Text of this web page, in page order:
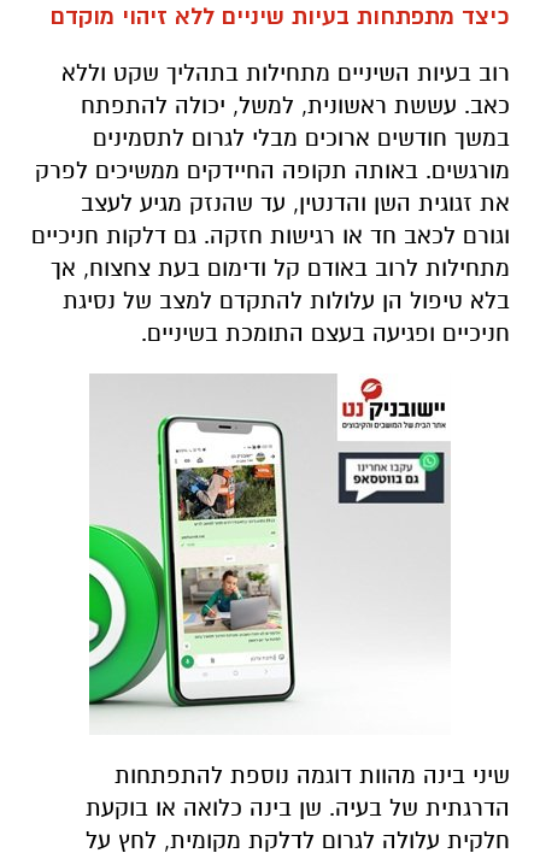
כיצד מתפתחות בעיות שיניים ללא זיהוי מוקדם
רוב בעיות השיניים מתחילות בתהליך שקט וללא
כאב. עששת ראשונית, למשל, יכולה להתפתח
במשך חודשים ארוכים מבלי לגרום לתסמינים
מורגשים. באותה תקופה החיידקים ממשיכים לפרק
את זגוגית השן והדנטין, עד שהנזק מגיע לעצב
וגורם לכאב חד או רגישות חזקה. גם דלקות חניכיים
מתחילות לרוב באודם קל ודימום בעת צחצוח, אך
בלא טיפול הן עלולות להתקדם למצב של נסיגת
חניכיים ופגיעה בעצם התומכת בשיניים.
שיני בינה מהוות דוגמה נוספת להתפתחות
הדרגתית של בעיה. שן בינה כלואה או בוקעת
חלקית עלולה לגרום לדלקת מקומית, לחץ על